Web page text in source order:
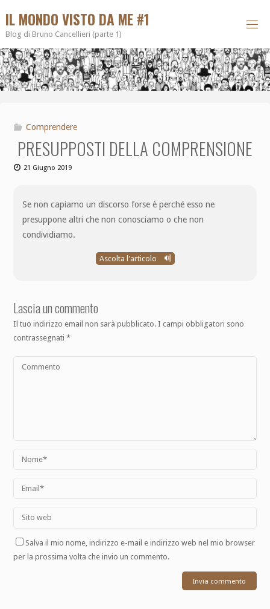
IL MONDO VISTO DA ME #1
Blog di Bruno Cancellieri (parte 1)
Comprendere
PRESUPPOSTI DELLA COMPRENSIONE
21 Giugno 2019
Se non capiamo un discorso forse è perché esso ne
presuppone altri che non conosciamo o che non
condividiamo.
Ascolta l'articolo
Lascia un commento
Il tuo indirizzo email non sarà pubblicato. I campi obbligatori sono
contrassegnati*
Salva il mio nome, indirizzo e-mail e indirizzo web nel mio browser
per la prossima volta che invio un commento.